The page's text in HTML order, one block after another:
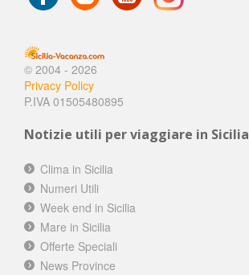
© 2004 - 2026
Privacy Policy
P.IVA 01505480895
Notizie utili per viaggiare in Sicilia
Clima in Sicilia
Numeri Utili
Week end in Sicilia
Mare in Sicilia
Offerte Speciali
News Province